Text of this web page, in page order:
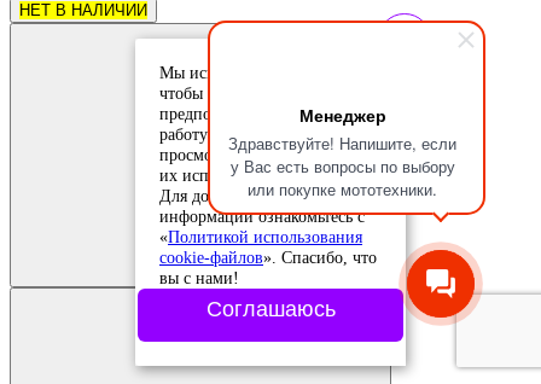
Менеджер
Здравствуйте! Напишите, если
у Вас есть вопросы по выбору
или покупке мототехники.
НЕТ В НАЛИЧИИ
Добавить в
сравнение
Добавлено в
сравнение
Мы используем cookie-файлы,
чтобы учесть ваши
предпочтения и улучшить
работу сайта. Продолжая
просмотр, вы соглашаетесь с
их использованием.
Для дополнительной
информации ознакомьтесь с
«Политикой использования
cookie-файлов». Спасибо, что
вы с нами!
Соглашаюсь